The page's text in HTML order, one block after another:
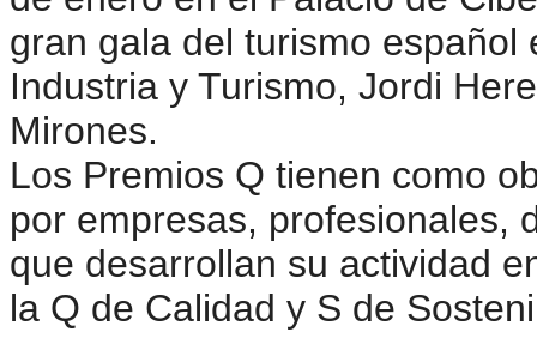
gran gala del turismo
Industria y Turismo, Jordi
Mirones.
Los Premios Q tienen como
por empresas, profesionales,
que desarrollan su actividad
la Q de Calidad y S de